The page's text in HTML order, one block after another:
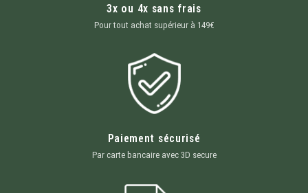
3x ou 4x sans frais
Pour tout achat supérieur à 149€
Paiement sécurisé
Par carte bancaire avec 3D secure